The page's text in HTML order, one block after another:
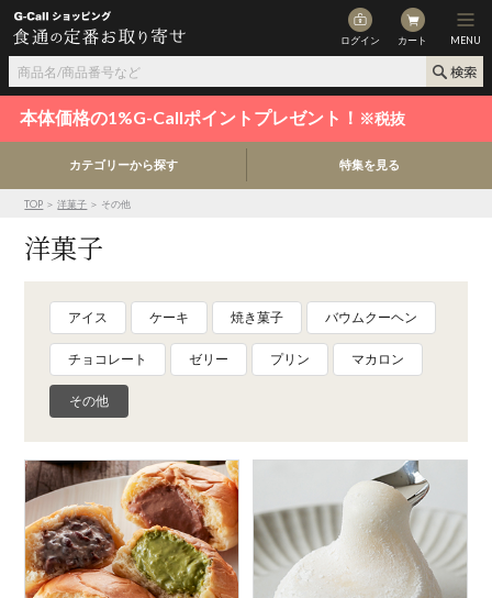
ログイン カート MENU
本体価格の1%G-Callポイントプレゼント！ ※税抜
カテゴリーから探す 特集を見る
TOP ＞洋菓子 ＞ その他
洋菓子
アイス ケーキ 焼き菓子 バウムクーヘン
チョコレート ゼリー プリン マカロン
その他